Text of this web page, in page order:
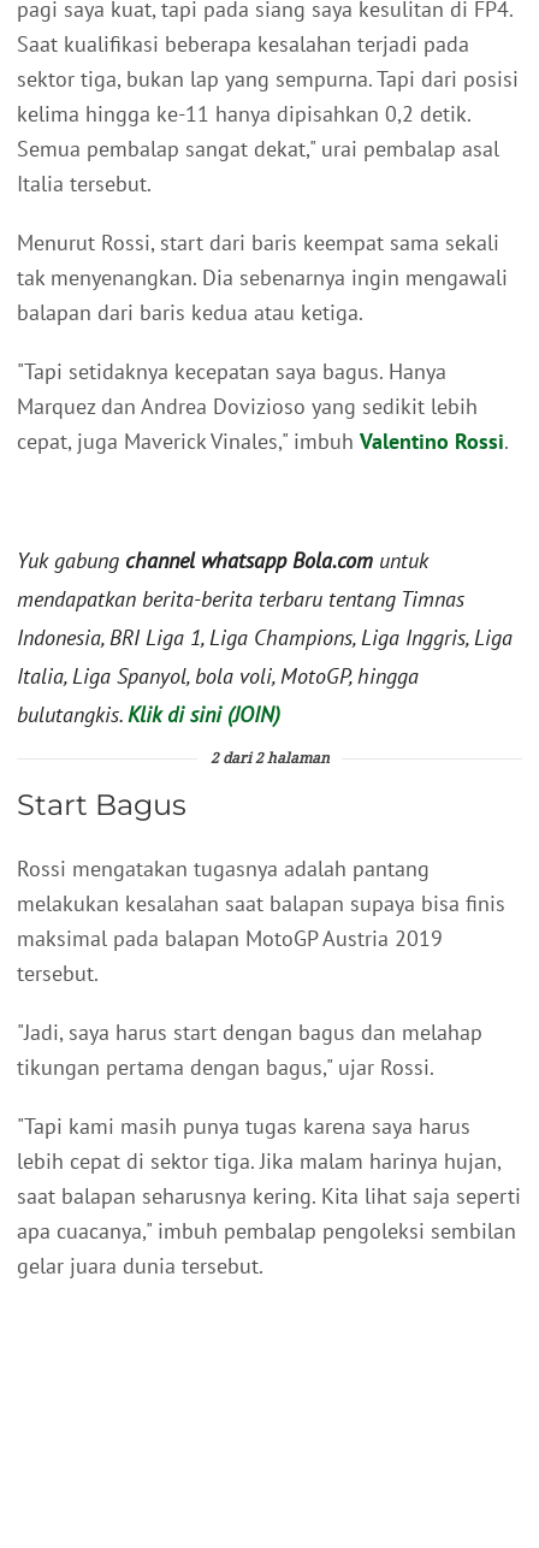
pagi saya kuat, tapi pada siang saya kesulitan di FP4.
Saat kualifikasi beberapa kesalahan terjadi pada
sektor tiga, bukan lap yang sempurna. Tapi dari posisi
kelima hingga ke-11 hanya dipisahkan 0,2 detik.
Semua pembalap sangat dekat," urai pembalap asal
Italia tersebut.
Menurut Rossi, start dari baris keempat sama sekali
tak menyenangkan. Dia sebenarnya ingin mengawali
balapan dari baris kedua atau ketiga.
"Tapi setidaknya kecepatan saya bagus. Hanya
Marquez dan Andrea Dovizioso yang sedikit lebih
cepat, juga Maverick Vinales," imbuh Valentino Rossi.
Yuk gabung channel whatsapp Bola.com untuk
mendapatkan berita-berita terbaru tentang Timnas
Indonesia, BRI Liga 1, Liga Champions, Liga Inggris, Liga
Italia, Liga Spanyol, bola voli, MotoGP, hingga
bulutangkis.Klik di sini (JOIN)
2 dari 2 halaman
Start Bagus
Rossi mengatakan tugasnya adalah pantang
melakukan kesalahan saat balapan supaya bisa finis
maksimal pada balapan MotoGP Austria 2019
tersebut.
"Jadi, saya harus start dengan bagus dan melahap
tikungan pertama dengan bagus," ujar Rossi.
"Tapi kami masih punya tugas karena saya harus
lebih cepat di sektor tiga. Jika malam harinya hujan,
saat balapan seharusnya kering. Kita lihat saja seperti
apa cuacanya," imbuh pembalap pengoleksi sembilan
gelar juara dunia tersebut.